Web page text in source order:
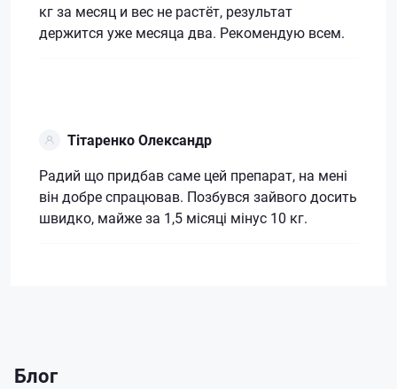
кг за месяц и вес не растёт, результат
держится уже месяца два. Рекомендую всем.
Тітаренко Олександр
Радий що придбав саме цей препарат, на мені
він добре спрацював. Позбувся зайвого досить
швидко, майже за 1,5 місяці мінус 10 кг.
Блог